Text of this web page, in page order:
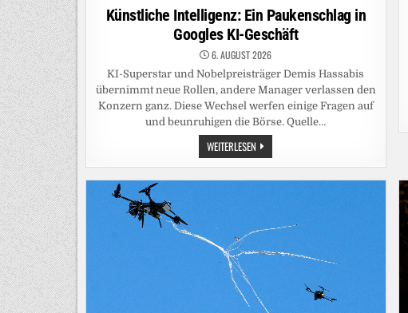
in
Künstliche Intelligenz: Ein Paukenschlag in
Googles KI-Geschäft
6. AUGUST 2026
KI-Superstar und Nobelpreisträger Demis Hassabis
übernimmt neue Rollen, andere Manager verlassen den
Konzern ganz. Diese Wechsel werfen einige Fragen auf
und beunruhigen die Börse. Quelle…
WEITERLESEN KÜNSTLICHE
INTELLIGENZ:
EIN